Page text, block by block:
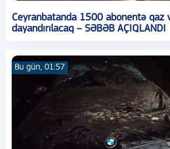
Ceyranbatanda 1500 abonentə qaz
dayandırılacaq – SƏBƏB AÇIQLANDI
Bu gün, 01:57